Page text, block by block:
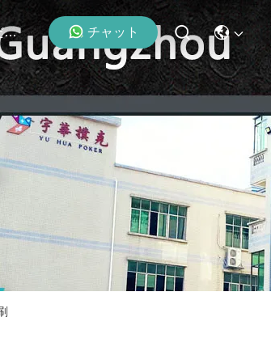
連絡 ください チャット